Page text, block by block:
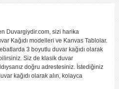
Duvargiydir.com, sizi harika
Kağıdı modelleri ve Kanvas Tablolar.
3 boyutlu duvar kağıdı olarak
Siz de klasik duvar
doğru adrestesiniz. İstediğiniz
kağıdı olarak alın, kolayca